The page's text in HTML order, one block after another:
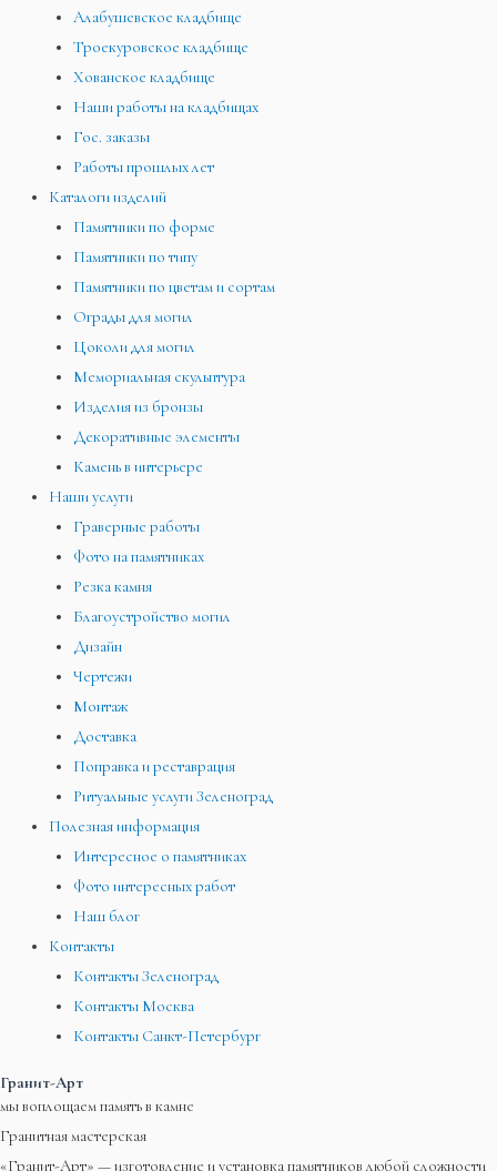
Алабушевское кладбище
Троекуровское кладбище
Хованское кладбище
Наши работы на кладбищах
Гос. заказы
Работы прошлых лет
Каталоги изделий
Памятники по форме
Памятники по типу
Памятники по цветам и сортам
Ограды для могил
Цоколи для могил
Мемориальная скульптура
Изделия из бронзы
Декоративные элементы
Камень в интерьере
Наши услуги
Граверные работы
Фото на памятниках
Резка камня
Благоустройство могил
Дизайн
Чертежи
Монтаж
Доставка
Поправка и реставрация
Ритуальные услуги Зеленоград
Полезная информация
Интересное о памятниках
Фото интересных работ
Наш блог
Контакты
Контакты Зеленоград
Контакты Москва
Контакты Санкт-Петербург
Гранит-Арт
мы воплощаем память в камне
Гранитная мастерская
«Гранит-Арт» — изготовление и установка памятников любой сложности